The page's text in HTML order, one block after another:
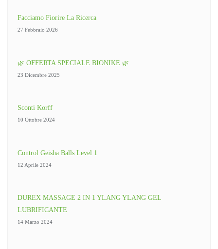
Facciamo Fiorire La Ricerca
27 Febbraio 2026
🌿 OFFERTA SPECIALE BIONIKE 🌿
23 Dicembre 2025
Sconti Korff
10 Ottobre 2024
Control Geisha Balls Level 1
12 Aprile 2024
DUREX MASSAGE 2 IN 1 YLANG YLANG GEL
LUBRIFICANTE
14 Marzo 2024